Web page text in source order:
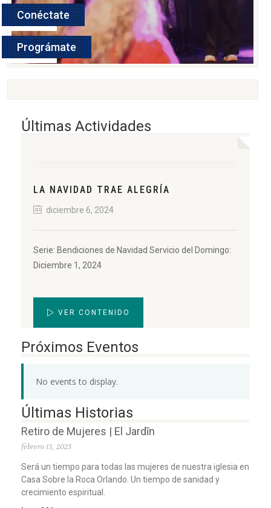
Ver Más
Conéctate
Ver Más
Prográmate
Últimas Actividades
LA NAVIDAD TRAE ALEGRÍA
diciembre 6, 2024
Serie: Bendiciones de Navidad Servicio del Domingo:
Diciembre 1, 2024
VER CONTENIDO
Próximos Eventos
No events to display.
Últimas Historias
Retiro de Mujeres | El Jardīn
febrero 13, 2025
Será un tiempo para todas las mujeres de nuestra iglesia en
Casa Sobre la Roca Orlando. Un tiempo de sanidad y
crecimiento espiritual.